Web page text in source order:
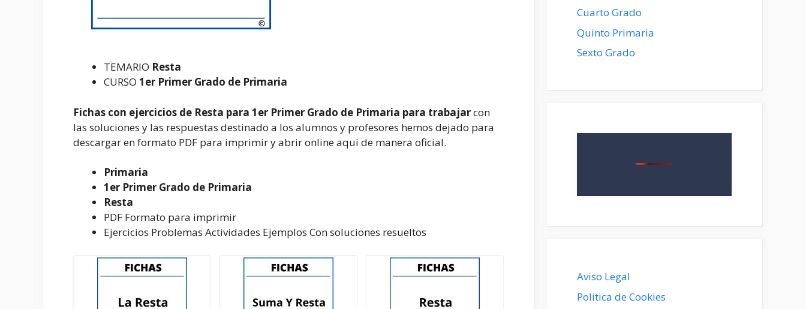
TEMARIO Resta
CURSO 1er Primer Grado de Primaria
Fichas con ejercicios de Resta para 1er Primer Grado de Primaria para trabajarcon
las soluciones y las respuestas destinado a los alumnos y profesores hemos dejado para
descargar en formato PDF para imprimir y abrir online aqui de manera oficial.
Primaria
1er Primer Grado de Primaria
Resta
PDF Formato para imprimir
Ejercicios Problemas Actividades Ejemplos Con soluciones resueltos
Cuarto Grado
Quinto Primaria
Sexto Grado
Aviso Legal
Politica de Cookies